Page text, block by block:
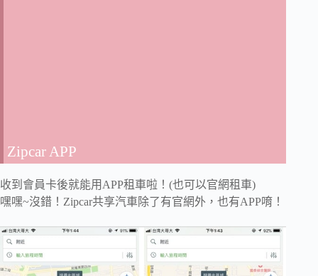
Zipcar APP
收到會員卡後就能用APP租車啦！(也可以官網租車)
嘿嘿~沒錯！Zipcar共享汽車除了有官網外，也有APP唷！